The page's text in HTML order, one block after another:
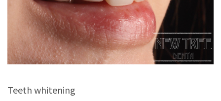
Teeth whitening